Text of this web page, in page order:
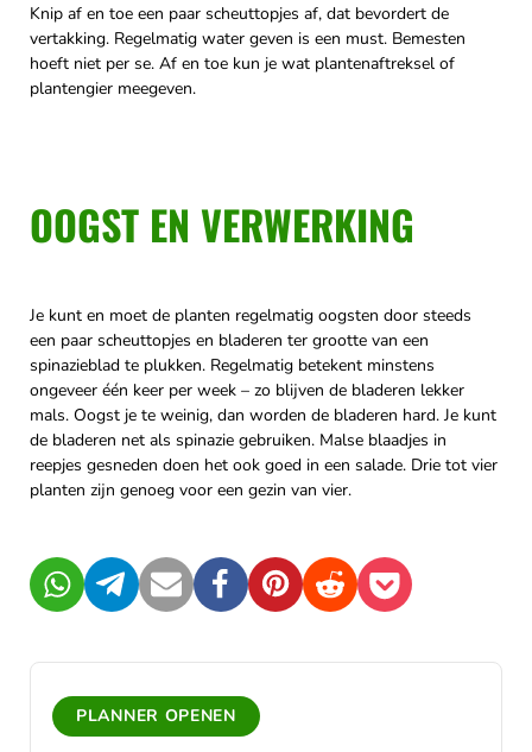
Knip af en toe een paar scheuttopjes af, dat bevordert de
vertakking. Regelmatig water geven is een must. Bemesten
hoeft niet per se. Af en toe kun je wat plantenaftreksel of
plantengier meegeven.
OOGST EN VERWERKING
Je kunt en moet de planten regelmatig oogsten door steeds
een paar scheuttopjes en bladeren ter grootte van een
spinazieblad te plukken. Regelmatig betekent minstens
ongeveer één keer per week – zo blijven de bladeren lekker
mals. Oogst je te weinig, dan worden de bladeren hard. Je kunt
de bladeren net als spinazie gebruiken. Malse blaadjes in
reepjes gesneden doen het ook goed in een salade. Drie tot vier
planten zijn genoeg voor een gezin van vier.
WhatsAppTelegramMail FacebookPinterestRedditPocket
PLANNER OPENEN